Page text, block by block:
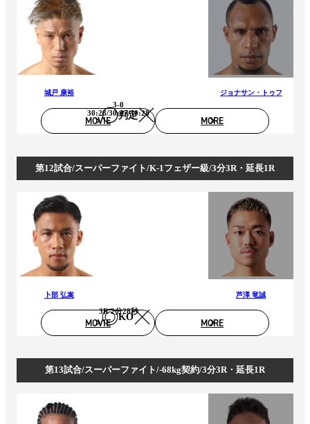
城戸 康裕
判定
3-0
30:28/30:27/30:28
ジョナサン・トゥフ
MOVIE MORE
第12試合/スーパーファイト/K-1フェザー級/3分3R・延長1R
卜部 弘嵩
KO
3R 2分28秒
芦澤 竜誠
MOVIE MORE
第13試合/スーパーファイト/-68kg契約/3分3R・延長1R